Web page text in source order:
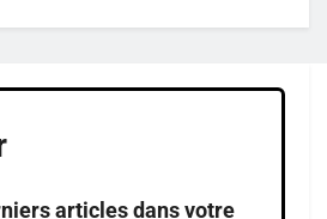
articles dans votre